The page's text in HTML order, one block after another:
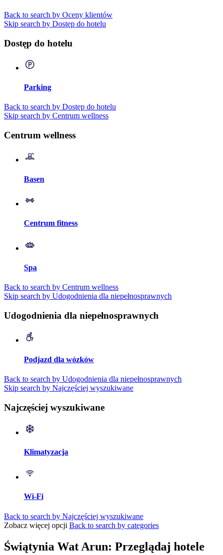
Back to search by Oceny klientów
Skip search by Dostęp do hotelu
Dostęp do hotelu
Parking
Back to search by Dostęp do hotelu
Skip search by Centrum wellness
Centrum wellness
Basen
Centrum fitness
Spa
Back to search by Centrum wellness
Skip search by Udogodnienia dla niepełnosprawnych
Udogodnienia dla niepełnosprawnych
Podjazd dla wózków
Back to search by Udogodnienia dla niepełnosprawnych
Skip search by Najczęściej wyszukiwane
Najczęściej wyszukiwane
Klimatyzacja
Wi-Fi
Back to search by Najczęściej wyszukiwane
Zobacz więcej opcji Back to search by categories
Świątynia Wat Arun: Przeglądaj hotele